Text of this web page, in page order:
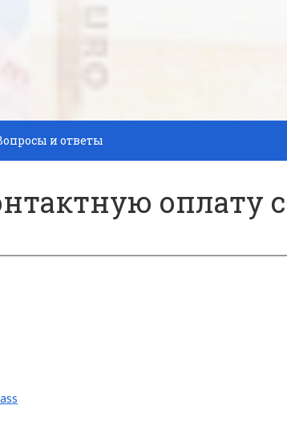
и ответы
оплату с